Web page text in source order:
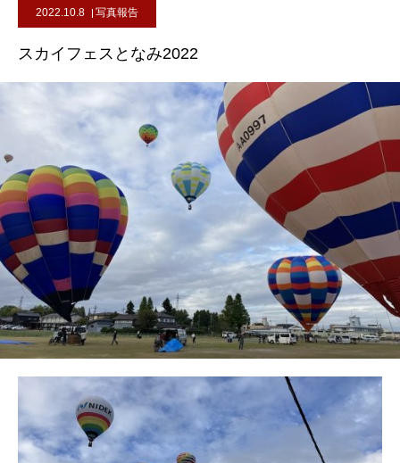
2022.10.8 写真報告
スカイフェスとなみ2022